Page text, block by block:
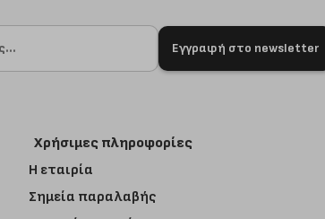
Εγγραφή στο newsletter
Χρήσιμες πληροφορίες
Η εταιρία
Σημεία παραλαβής